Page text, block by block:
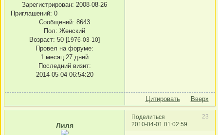
Зарегистрирован: 2008-08-26
Приглашений: 0
Сообщений: 8643
Пол: Женский
Возраст: 50 [1976-03-10]
Провел на форуме:
1 месяц 27 дней
Последний визит:
2014-05-04 06:54:20
Цитировать Вверх
Поделиться
23
2010-04-01 01:02:59
Лиля